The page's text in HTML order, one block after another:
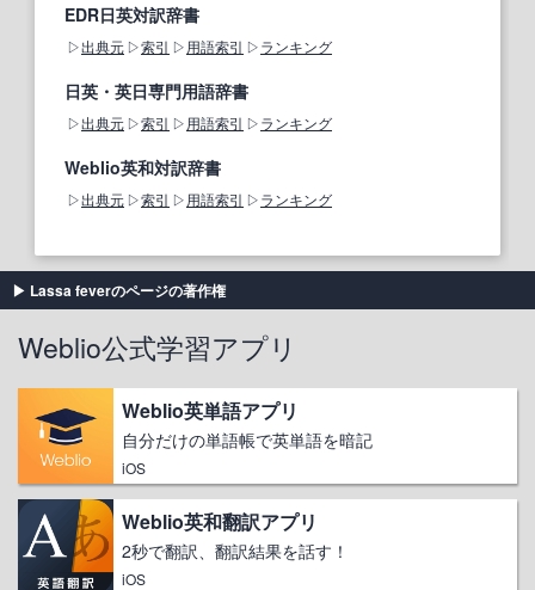
EDR日英対訳辞書
出典元 索引 用語索引 ランキング
日英・英日専門用語辞書
出典元 索引 用語索引 ランキング
Weblio英和対訳辞書
出典元 索引 用語索引 ランキング
Lassa feverのページの著作権
Weblio公式学習アプリ
Weblio英単語アプリ
自分だけの単語帳で英単語を暗記
iOS
Weblio英和翻訳アプリ
2秒で翻訳、翻訳結果を話す！
iOS